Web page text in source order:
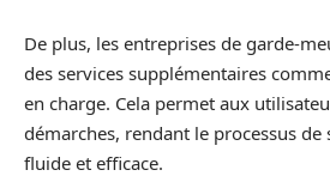
De plus, les entreprises de garde-
des services supplémentaires
en charge. Cela permet aux
démarches, rendant le processus de
fluide et efficace.